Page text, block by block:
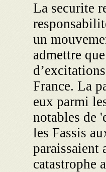
La securite
un
admettre
France. La
eux parmi
notables de
les Fassis
paraissaient
catastrophe